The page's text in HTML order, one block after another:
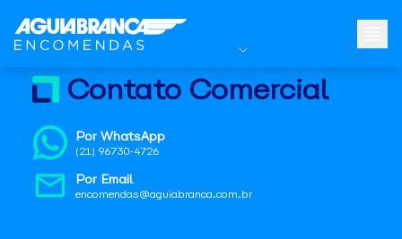
Contato Comercial
Por WhatsApp
(21) 96730-4726
Por Email
encomendas@aguiabranca.com.br